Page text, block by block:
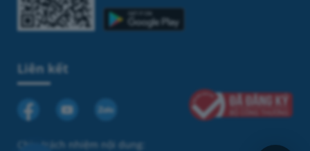
Liên kết
Chịu trách nhiệm nội dung: